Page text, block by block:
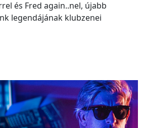
és Fred again..nel, újabb
legendájának klubzenei